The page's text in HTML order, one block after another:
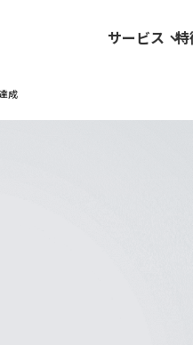
サービス 特
成